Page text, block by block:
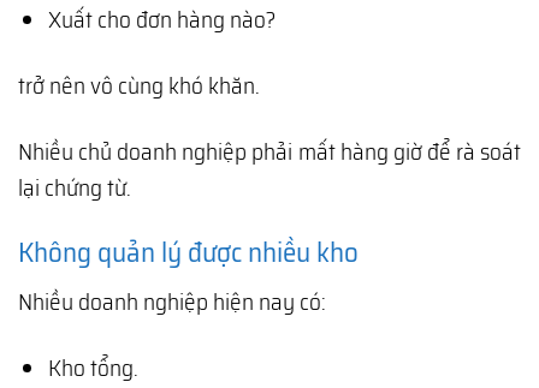
Xuất cho đơn hàng nào?
trở nên vô cùng khó khăn.
Nhiều chủ doanh nghiệp phải mất hàng giờ để rà soát
lại chứng từ.
Không quản lý được nhiều kho
Nhiều doanh nghiệp hiện nay có:
Kho tổng.